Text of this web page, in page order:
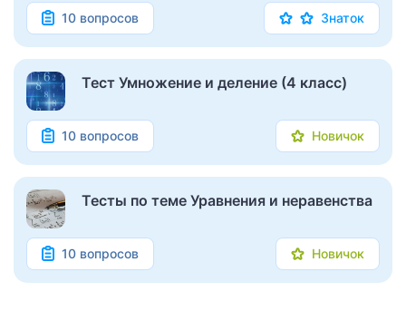
10 вопросов Знаток
Тест Умножение и деление (4 класс)
10 вопросов Новичок
Тесты по теме Уравнения и неравенства
10 вопросов Новичок